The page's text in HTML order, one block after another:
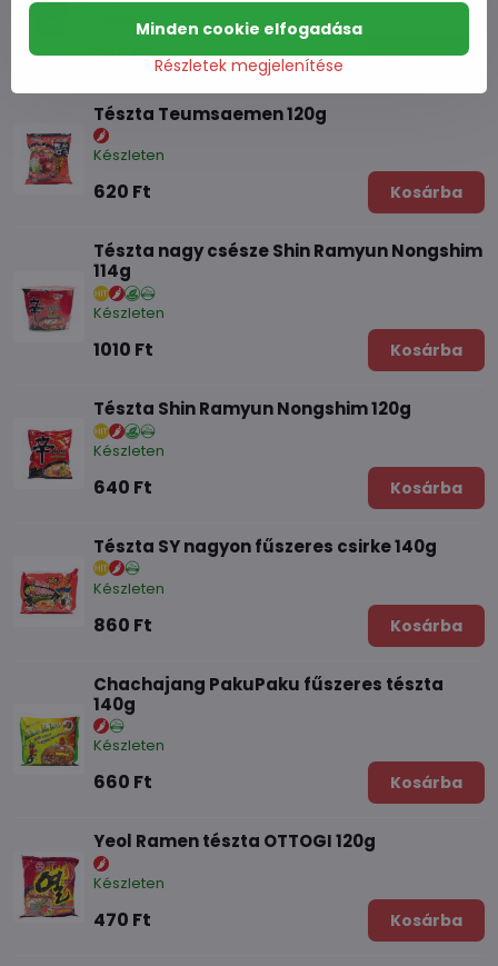
Készleten
740 Ft Kosárba
Tészta Teumsaemen 120g
Készleten
620 Ft Kosárba
Tészta nagy csésze Shin Ramyun Nongshim
114g
Készleten
1010 Ft Kosárba
Tészta Shin Ramyun Nongshim 120g
Készleten
640 Ft Kosárba
Tészta SY nagyon fűszeres csirke 140g
Készleten
860 Ft Kosárba
Chachajang PakuPaku fűszeres tészta
140g
Készleten
660 Ft Kosárba
Yeol Ramen tészta OTTOGI 120g
Készleten
470 Ft Kosárba
Részletek megjelenítése
Minden cookie elfogadása